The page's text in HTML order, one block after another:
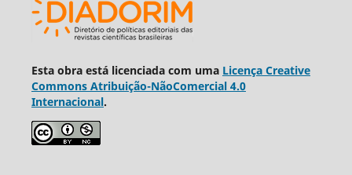
Esta obra está licenciada com uma Licença Creative
Commons Atribuição-NãoComercial 4.0
Internacional.